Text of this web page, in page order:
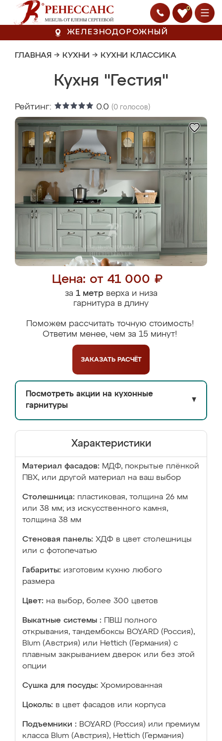
0
ЖЕЛЕЗНОДОРОЖНЫЙ
ГЛАВНАЯ → КУХНИ → КУХНИ КЛАССИКА
Кухня "Гестия"
Рейтинг: 0.0 (0 голосов)
Цена: от 41 000 ₽
за 1 метрверха и низа
гарнитура в длину
Поможем рассчитать точную стоимость!
Ответим менее, чем за 15 минут!
ЗАКАЗАТЬ РАСЧЁТ
Посмотреть акции на кухонные
гарнитуры
▼
Характеристики
Материал фасадов: МДФ, покрытые плёнкой
ПВХ, или другой материал на ваш выбор
Столешница: пластиковая, толщина 26 мм
или 38 мм; из искусственного камня,
толщина 38 мм
Стеновая панель: ХДФ в цвет столешницы
или с фотопечатью
Габариты: изготовим кухню любого
размера
Цвет: на выбор, более 300 цветов
Выкатные системы :
ПВШ полного
открывания, тандембоксы BOYARD (Россия),
Blum (Австрия) или Hettich (Германия) с
плавным закрыванием дверок или без этой
опции
Сушка для посуды: Хромированная
Цоколь: в цвет фасадов или корпуса
Подъемники : BOYARD (Россия) или премиум
класса Blum (Австрия), Hettich (Германия)